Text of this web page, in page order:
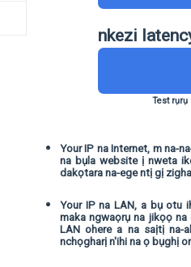
nkezi
Test rụrụ
Your IP na Internet, m na-
na bụla website ị nweta
dakọtara na-ege ntị gị
Your IP na LAN, a bụ otu
maka ngwaọrụ na jikọọ na
LAN ohere a na saịtị na-
nchọgharị n'ihi na ọ bụghị